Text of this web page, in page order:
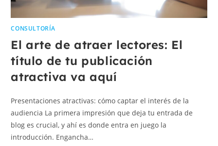
CONSULTORÍA
El arte de atraer lectores: El
título de tu publicación
atractiva va aquí
Presentaciones atractivas: cómo captar el interés de la
audiencia La primera impresión que deja tu entrada de
blog es crucial, y ahí es donde entra en juego la
introducción. Engancha…